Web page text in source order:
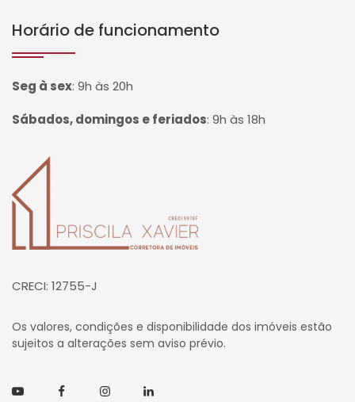
Horário de funcionamento
Seg à sex: 9h às 20h
Sábados, domingos e feriados: 9h às 18h
Página inicial
CRECI: 12755-J
Os valores, condições e disponibilidade dos imóveis estão
sujeitos a alterações sem aviso prévio.
YoutubeFacebookInstagramLinkedin